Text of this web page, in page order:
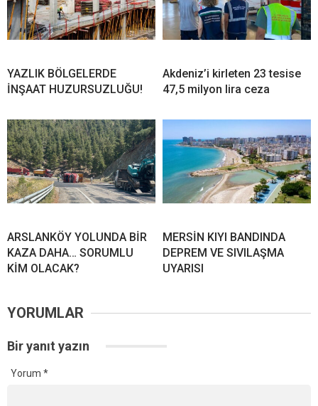
YAZLIK BÖLGELERDE
İNŞAAT HUZURSUZLUĞU!
Akdeniz’i kirleten 23 tesise
47,5 milyon lira ceza
ARSLANKÖY YOLUNDA BİR
KAZA DAHA… SORUMLU
KİM OLACAK?
MERSİN KIYI BANDINDA
DEPREM VE SIVILAŞMA
UYARISI
YORUMLAR
Bir yanıt yazın
Yorum *